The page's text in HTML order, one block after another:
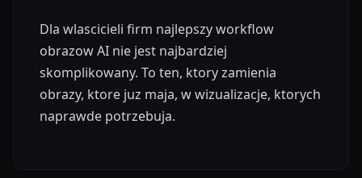
Dla wlascicieli firm najlepszy workflow
obrazow AI nie jest najbardziej
skomplikowany. To ten, ktory zamienia
obrazy, ktore juz maja, w wizualizacje, ktorych
naprawde potrzebuja.